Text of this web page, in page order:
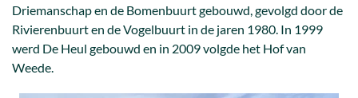
Driemanschap en de Bomenbuurt gebouwd, gevolgd door de
Rivierenbuurt en de Vogelbuurt in de jaren 1980. In 1999
werd De Heul gebouwd en in 2009 volgde het Hof van
Weede.